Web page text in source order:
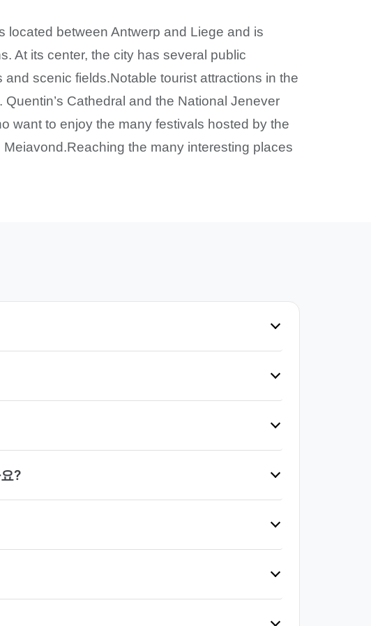
located between Antwerp and Liege and is
At its center, the city has several public
scenic fields.Notable tourist attractions in the
Cathedral and the National Jenever
want to enjoy the many festivals hosted by the
the many interesting places
?